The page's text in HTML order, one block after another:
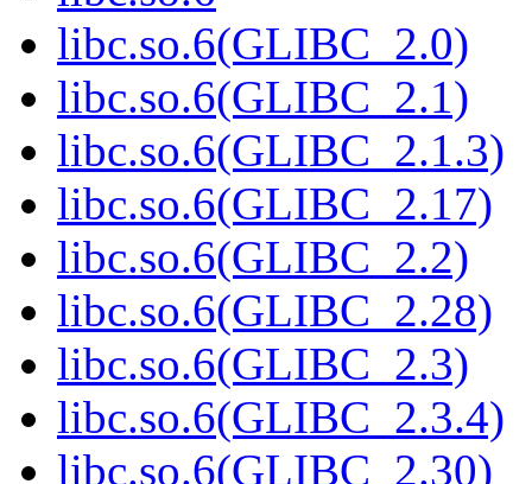
libc.so.6(GLIBC_2.0)
libc.so.6(GLIBC_2.1)
libc.so.6(GLIBC_2.1.3)
libc.so.6(GLIBC_2.17)
libc.so.6(GLIBC_2.2)
libc.so.6(GLIBC_2.28)
libc.so.6(GLIBC_2.3)
libc.so.6(GLIBC_2.3.4)
libc.so.6(GLIBC_2.30)